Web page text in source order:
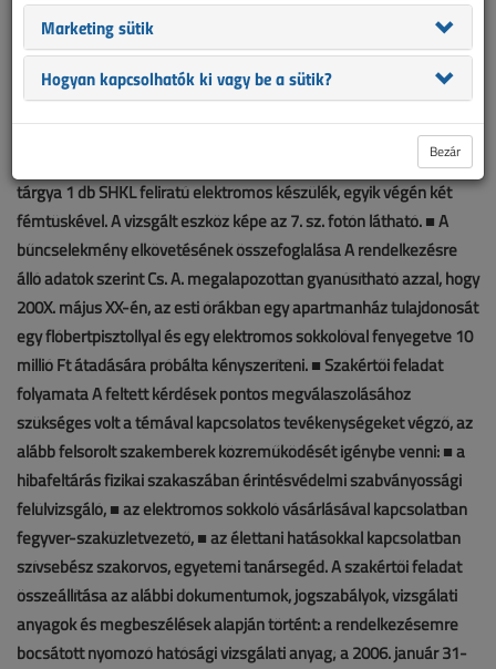
Marketing sütik
Hogyan kapcsolhatók ki vagy be a sütik?
Bezár